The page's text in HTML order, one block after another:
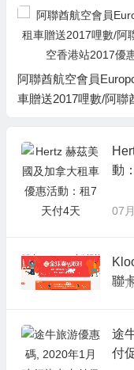
阿聯酋航空會員
車贈送2017哩數/阿聯
動
07
聯
01
途
付